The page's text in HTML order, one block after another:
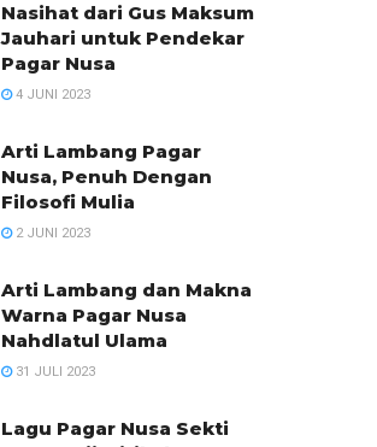
Nasihat dari Gus Maksum
Jauhari untuk Pendekar
Pagar Nusa
4 JUNI 2023
Arti Lambang Pagar
Nusa, Penuh Dengan
Filosofi Mulia
2 JUNI 2023
Arti Lambang dan Makna
Warna Pagar Nusa
Nahdlatul Ulama
31 JULI 2023
Lagu Pagar Nusa Sekti